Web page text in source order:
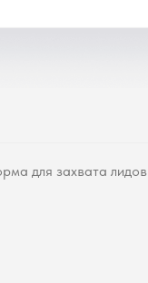
для захвата лидов